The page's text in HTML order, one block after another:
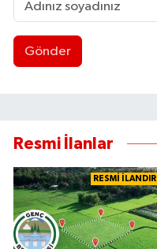
Gönder
Resmi İlanlar
RESMİ İLANDIR